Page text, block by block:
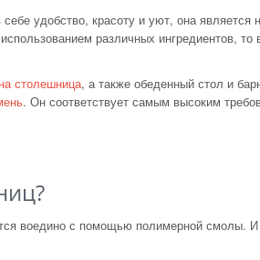
себе удобство, красоту и уют, она является
различных ингредиентов, то
столешница, а также обеденный стол и
. Он соответствует самым высоким
воедино с помощью полимерной смолы. И